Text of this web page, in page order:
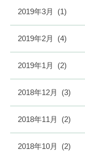
2019年3月 (1)
2019年2月 (4)
2019年1月 (2)
2018年12月 (3)
2018年11月 (2)
2018年10月 (2)